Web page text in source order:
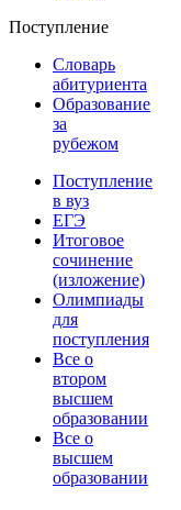
Поступление
Словарь
абитуриента
Образование
за
рубежом
Поступление
в вуз
ЕГЭ
Итоговое
сочинение
(изложение)
Олимпиады
для
поступления
Все о
втором
высшем
образовании
Все о
высшем
образовании